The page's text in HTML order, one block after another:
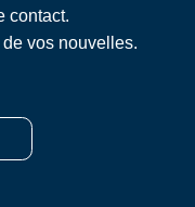
contact.
vos nouvelles.